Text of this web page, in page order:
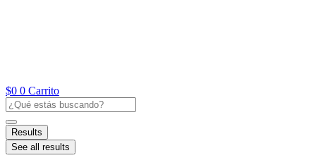
$0 0 Carrito
Search
...
Results
See all results